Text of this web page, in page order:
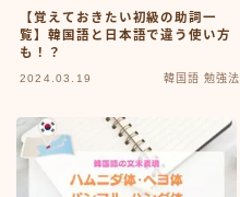
【覚えておきたい初級の助詞一
覧】韓国語と日本語で違う使い方
も！？
2024.03.19 韓国語 勉強法